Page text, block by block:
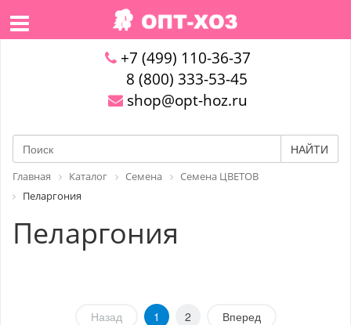
+7 (499) 110-36-37
8 (800) 333-53-45
shop@opt-hoz.ru
НАЙТИ
Главная Каталог Семена
Семена ЦВЕТОВ
Пеларгония
Пеларгония
Назад 1 2 Вперед